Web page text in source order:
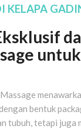
KELAPA
untuk
bentuk
tubuh, tetapi juga